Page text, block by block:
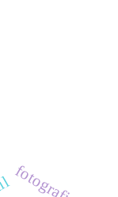
fotografia.